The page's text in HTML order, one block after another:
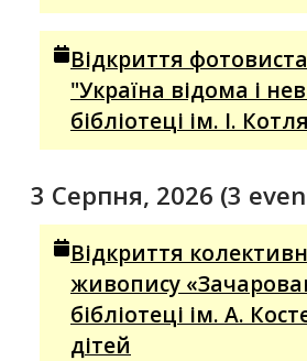
Відкриття
"Україна відома і
бібліотеці ім. І.
3 Серпня, 2026 (3
Відкриття
живопису
бібліотеці ім. А.
дітей